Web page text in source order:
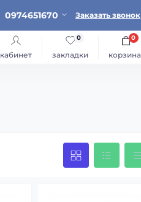
0974651670 Заказать звонок
кабинет закладки
0
корзина
0